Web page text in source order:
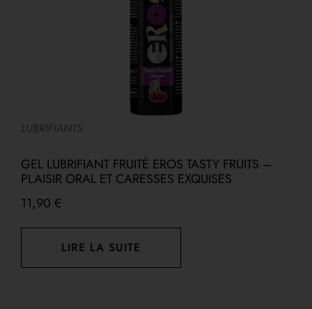
LUBRIFIANTS
GEL LUBRIFIANT FRUITÉ EROS TASTY FRUITS –
PLAISIR ORAL ET CARESSES EXQUISES
11,90 €
LIRE LA SUITE